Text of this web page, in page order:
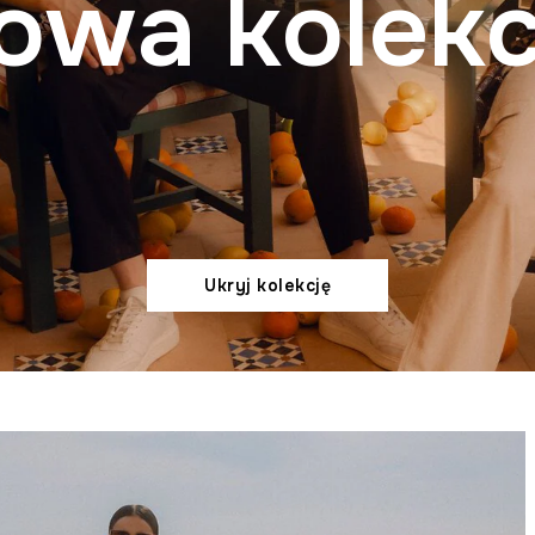
Ukryj kolekcję